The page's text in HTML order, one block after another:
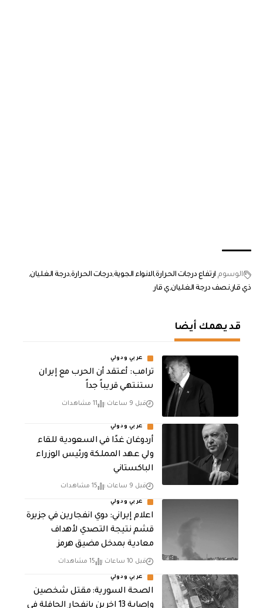
الوسوم ارتفاع درجات الحرارةالانواء الجويةدرجات الحرارةدرجة الغليان
ذي قارنصف درجة الغليان ي قار
قد يهمك أيضا
عربي ودولي
‏ترامب: أعتقد أن الحرب مع إيران
ستنتهي قريباً جداً
قبل 9 ساعات 11 مشاهدات
عربي ودولي
أردوغان غدًا في السعودية للقاء
ولي عهد المملكة ورئيس الوزراء
الباكستاني
قبل 9 ساعات 15 مشاهدات
عربي ودولي
اعلام إيراني: دوي انفجارين في جزيرة
قشم نتيجة التصدي لأهداف
معادية بمدخل مضيق هرمز
قبل 10 ساعات 15 مشاهدات
عربي ودولي
الصحة السورية: مقتل شخصين
وإصابة 13 اخرين بانفجار الحافلة في